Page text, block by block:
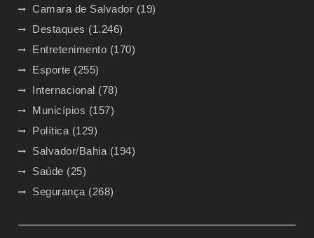
Camara de Salvador (19)
Destaques (1.246)
Entretenimento (170)
Esporte (255)
Internacional (78)
Municípios (157)
Política (129)
Salvador/Bahia (194)
Saúde (25)
Segurança (268)